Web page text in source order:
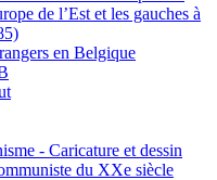
de l’Est et les gauches à
en Belgique
- Caricature et dessin
du XXe siècle